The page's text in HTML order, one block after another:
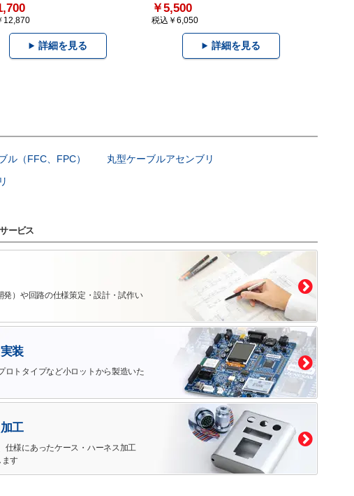
12,870
詳細を見る
￥5,500
税込￥6,050
詳細を見る
ル（FFC、FPC）
丸型ケーブルアセンブリ
ービス
）や回路の仕様策定・設計・試作い
装
ロトタイプなど小ロットから製造いた
工
仕様にあったケース・ハーネス加工
ます